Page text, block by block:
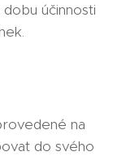
účinnosti
na
do svého